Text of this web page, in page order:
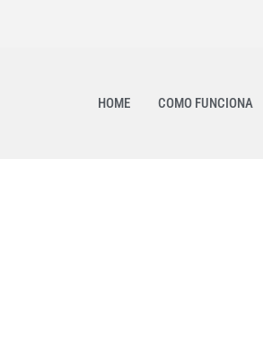
HOME COMO FUNCIONA